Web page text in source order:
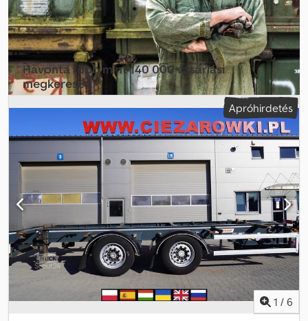
Havonta több mint 140 000 vásárlási
megkeresés
Válassza ki a kereskedői csomagotApróhirdetés
1 / 6